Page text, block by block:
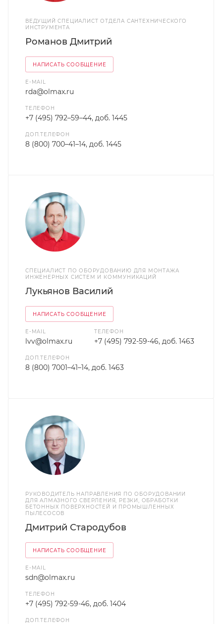
ВЕДУЩИЙ СПЕЦИАЛИСТ ОТДЕЛА САНТЕХНИЧЕСКОГО
ИНСТРУМЕНТА
Романов Дмитрий
НАПИСАТЬ СООБЩЕНИЕ
E-MAIL
rda@olmax.ru
ТЕЛЕФОН
+7 (495) 792–59–44, доб. 1445
ДОП.ТЕЛЕФОН
8 (800) 700–41–14, доб. 1445
СПЕЦИАЛИСТ ПО ОБОРУДОВАНИЮ ДЛЯ МОНТАЖА
ИНЖЕНЕРНЫХ СИСТЕМ И КОММУНИКАЦИЙ
Лукьянов Василий
НАПИСАТЬ СООБЩЕНИЕ
E-MAIL
lvv@olmax.ru
ТЕЛЕФОН
+7 (495) 792-59-46, доб. 1463
ДОП.ТЕЛЕФОН
8 (800) 7001–41–14, доб. 1463
РУКОВОДИТЕЛЬ НАПРАВЛЕНИЯ ПО ОБОРУДОВАНИИ
ДЛЯ АЛМАЗНОГО СВЕРЛЕНИЯ, РЕЗКИ, ОБРАБОТКИ
БЕТОННЫХ ПОВЕРХНОСТЕЙ И ПРОМЫШЛЕННЫХ
ПЫЛЕСОСОВ
Дмитрий Стародубов
НАПИСАТЬ СООБЩЕНИЕ
E-MAIL
sdn@olmax.ru
ТЕЛЕФОН
+7 (495) 792-59-46, доб. 1404
ДОП.ТЕЛЕФОН